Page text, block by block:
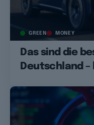
GREEN MONEY
Das sind die
Deutschland –